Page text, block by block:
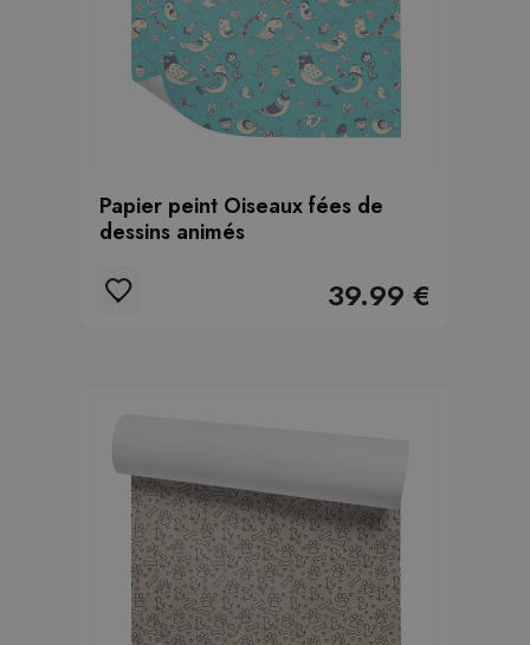
Papier peint Oiseaux fées de
dessins animés
39.99 €